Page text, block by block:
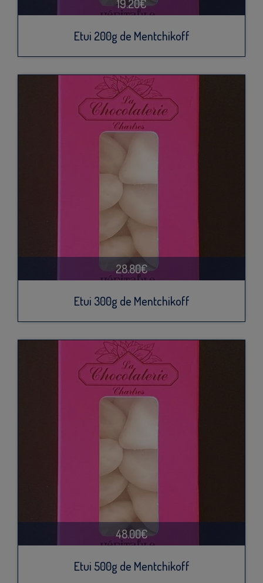
19.20€
Etui 200g de Mentchikoff
28.80€
Etui 300g de Mentchikoff
48.00€
Etui 500g de Mentchikoff